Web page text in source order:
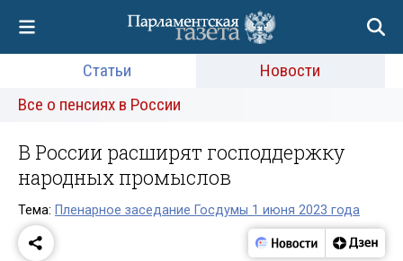
Статьи
Новости
Все о пенсиях в России
В России расширят господдержку
народных промыслов
Тема: Пленарное заседание Госдумы 1 июня 2023 года